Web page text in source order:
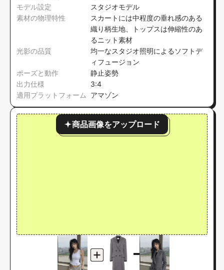
モデル設定
スタジオモデル
素材の物理特性
スカートには中程度の垂れ感のある
織り柄生地、トップスは伸縮性のあ
るニット素材
光影の品質
均一なスタジオ照明によるソフトデ
ィフュージョン
ポーズと動作
静止姿勢
出力仕様
3:4
適用プラットフォーム
アマゾン
商品画像をアップロード